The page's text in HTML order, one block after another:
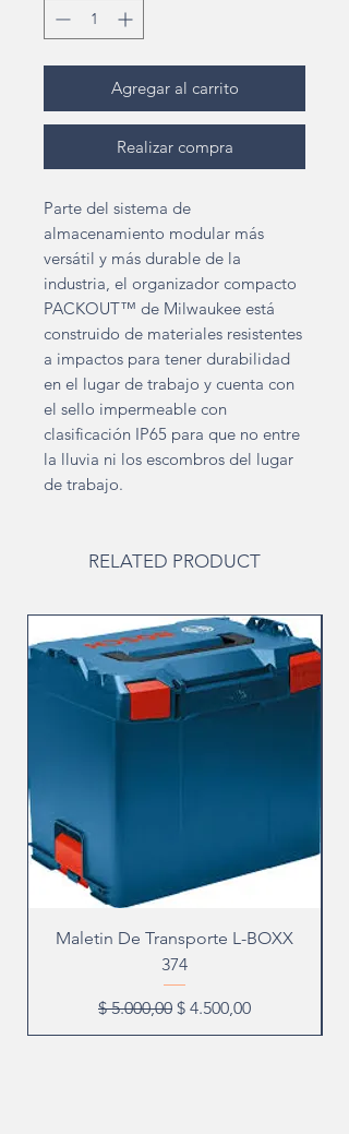
Agregar al carrito
Realizar compra
Parte del sistema de
almacenamiento modular más
versátil y más durable de la
industria, el organizador compacto
PACKOUT™ de Milwaukee está
construido de materiales resistentes
a impactos para tener durabilidad
en el lugar de trabajo y cuenta con
el sello impermeable con
clasificación IP65 para que no entre
la lluvia ni los escombros del lugar
de trabajo.
RELATED PRODUCT
Maletin De Transporte L-BOXX
374
Precio
$ 5.000,00 Precio de oferta
$ 4.500,00